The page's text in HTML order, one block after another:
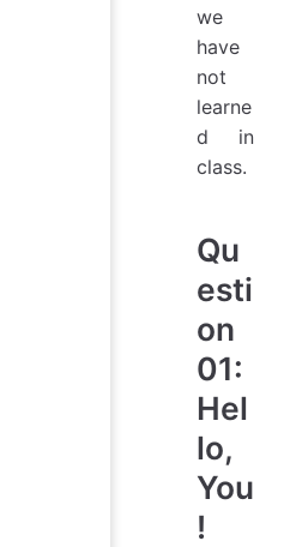
we
have
not
learne
d in
class.
Qu
esti
on
01:
Hel
lo,
You
!